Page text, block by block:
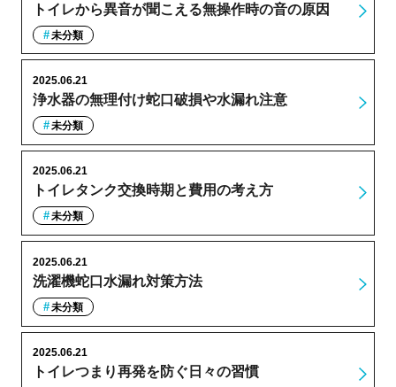
トイレから異音が聞こえる無操作時の音の原因
未分類
浄水器の無理付け蛇口破損や水漏れ注意
2025.06.21
未分類
トイレタンク交換時期と費用の考え方
2025.06.21
未分類
洗濯機蛇口水漏れ対策方法
2025.06.21
未分類
トイレつまり再発を防ぐ日々の習慣
2025.06.21